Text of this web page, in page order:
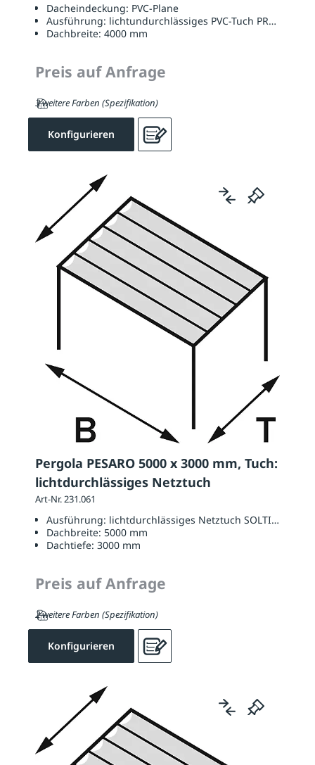
Dacheindeckung: PVC-Plane
Ausführung: lichtundurchlässiges PVC-Tuch
Dachbreite: 4000 mm
Preis auf Anfrage
3 weitere Farben (Spezifikation)
Konfigurieren
Pergola PESARO 5000 x 3000 mm, Tuch:
lichtdurchlässiges Netztuch
Art-Nr. 231.061
Ausführung: lichtdurchlässiges Netztuch SOLTIS W96
Dachbreite: 5000 mm
Dachtiefe: 3000 mm
Preis auf Anfrage
2 weitere Farben (Spezifikation)
Konfigurieren